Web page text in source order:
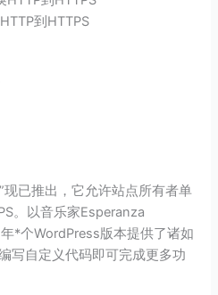
到HTTPS
现已推出，它允许站点所有者单
。以音乐家Esperanza
*个WordPress版本提供了诸如
写自定义代码即可完成更多功